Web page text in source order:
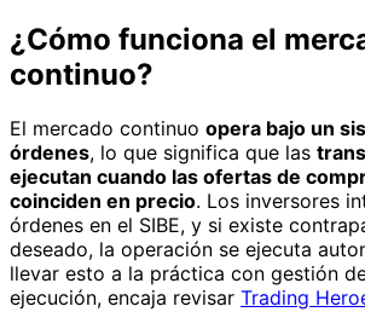
¿Cómo funciona el
continuo?
El mercado continuo opera bajo un
órdenes, lo que significa que las
ejecutan cuando las ofertas de
coinciden en precio. Los inversores
órdenes en el SIBE, y si existe
deseado, la operación se ejecuta
llevar esto a la práctica con gestión
ejecución, encaja revisar Trading